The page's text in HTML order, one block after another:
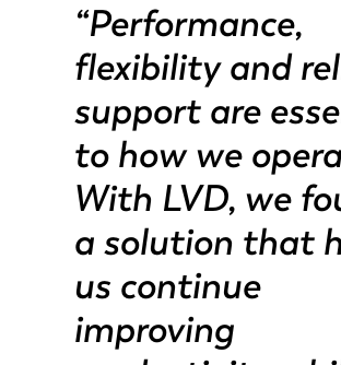
“Performance,
flexibility and
support are
to how we
With LVD, we
a solution that
us continue
improving